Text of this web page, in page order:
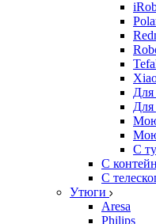
Для
Для
С
С
С
Утюги
Aresa
Philips